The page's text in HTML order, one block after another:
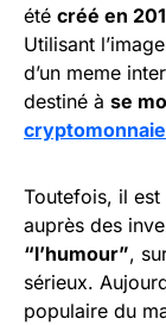
été créé en
Utilisant
d’un meme
destiné à se
Toutefois, il
auprès des
“l’humour”,
sérieux.
populaire du